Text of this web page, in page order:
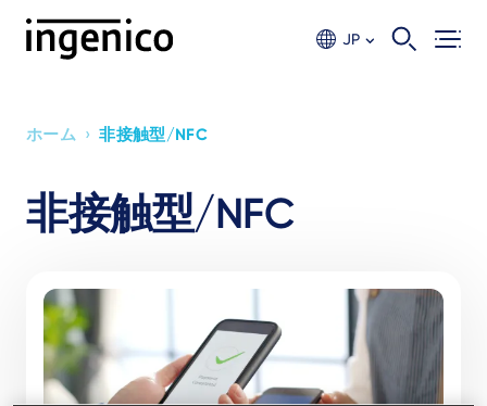
JP
Breadcrumb
ホーム › 非接触型/NFC
非接触型/NFC